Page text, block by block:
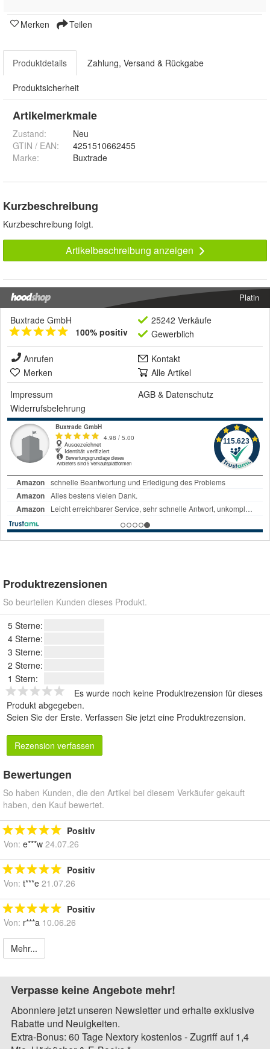
Merken Teilen
Produktdetails Zahlung, Versand & Rückgabe
Produktsicherheit
Artikelmerkmale
Zustand:
Neu
GTIN / EAN:
4251510662455
Marke:
Buxtrade
Kurzbeschreibung
Kurzbeschreibung folgt.
Artikelbeschreibung anzeigen
Platin
Buxtrade GmbH
100% positiv
25242 Verkäufe
Gewerblich
Anrufen
Kontakt
Merken
Alle Artikel
Impressum
AGB & Datenschutz
Widerrufsbelehrung
Produktrezensionen
So beurteilen Kunden dieses Produkt.
5 Sterne:
4 Sterne:
3 Sterne:
2 Sterne:
1 Stern:
Es wurde noch keine Produktrezension für dieses
Produkt abgegeben.
Seien Sie der Erste. Verfassen Sie jetzt eine Produktrezension.
Rezension verfassen
Bewertungen
So haben Kunden, die den Artikel bei diesem Verkäufer gekauft
haben, den Kauf bewertet.
Positiv
Von: e***w 24.07.26
Positiv
Von: t***e 21.07.26
Positiv
Von: r***a 10.06.26
Mehr...
Verpasse keine Angebote mehr!
Abonniere jetzt unseren Newsletter und erhalte exklusive
Rabatte und Neuigkeiten.
Extra-Bonus: 60 Tage Nextory kostenlos - Zugriff auf 1,4